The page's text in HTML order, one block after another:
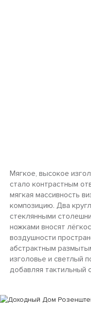
Мягкое, высокое
стало контрастным
мягкая массивность
композицию. Два
стеклянными
ножками вносят
воздушности
абстрактным
изголовье и светлый
добавляя тактильный